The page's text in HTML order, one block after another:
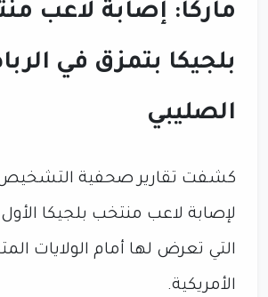
ماركا: إصابة لاعب
بلجيكا بتمزق في
الصليبي
كشفت تقارير صحفية التشخيص
لإصابة لاعب منتخب بلجيكا
التي تعرض لها أمام الولايات
الأمريكية.